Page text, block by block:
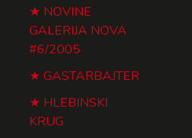
NOVINE
GALERIJA NOVA
#6/2005
GASTARBAJTER
HLEBINSKI
KRUG